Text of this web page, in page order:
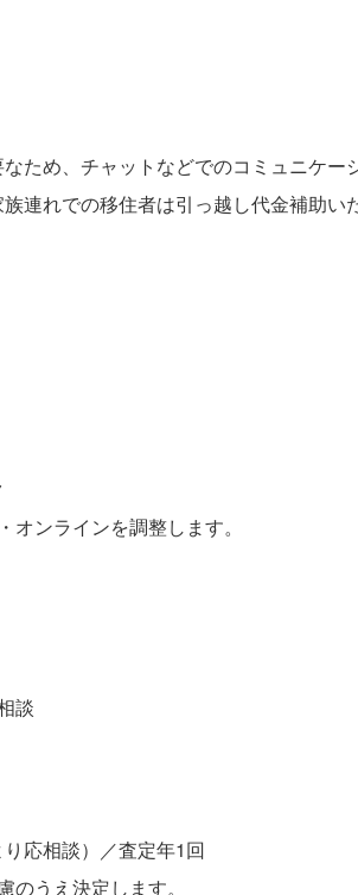
ため、チャットなどでのコミュニケー
連れでの移住者は引っ越し代金補助い
ンラインを調整します。
談
応相談）／査定年1回
うえ決定します。